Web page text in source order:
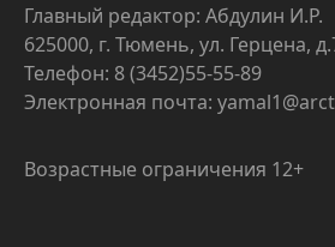
Главный редактор: Абдулин И.Р.
625000, г. Тюмень, ул. Герцена,
Телефон: 8 (3452)55-55-89
Электронная почта:
Возрастные ограничения 12+